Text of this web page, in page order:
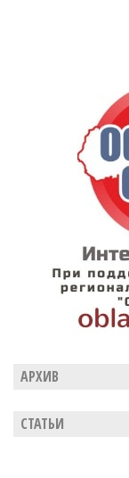
АРХИВ
СТАТЬИ